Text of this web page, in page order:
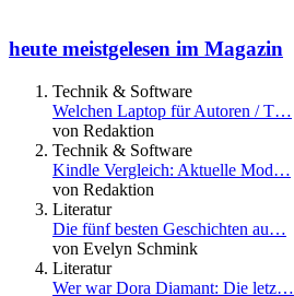
heute meistgelesen im Magazin
Technik & Software
Welchen Laptop für Autoren / T…
von Redaktion
Technik & Software
Kindle Vergleich: Aktuelle Mod…
von Redaktion
Literatur
Die fünf besten Geschichten au…
von Evelyn Schmink
Literatur
Wer war Dora Diamant: Die letz…